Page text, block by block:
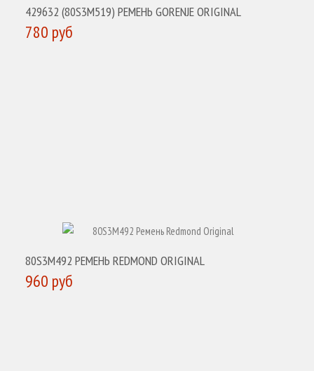
429632 (80S3M519) РЕМЕНЬ GORENJE ORIGINAL
780 руб
80S3M492 РЕМЕНЬ REDMOND ORIGINAL
960 руб